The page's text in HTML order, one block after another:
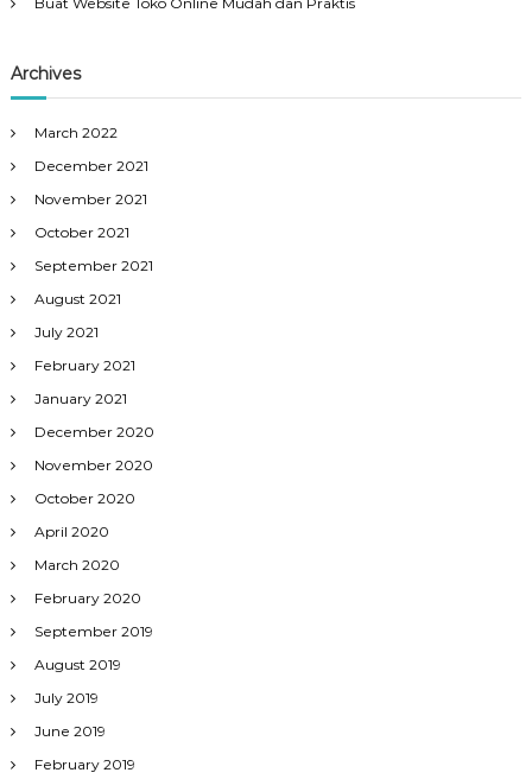
Archives
March 2022
December 2021
November 2021
October 2021
September 2021
August 2021
July 2021
February 2021
January 2021
December 2020
November 2020
October 2020
April 2020
March 2020
February 2020
September 2019
August 2019
July 2019
June 2019
February 2019